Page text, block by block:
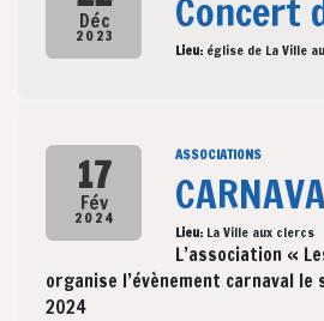
Déc
2023 Concert
Lieu: église de La Ville
17
Fév
2024
ASSOCIATIONS
Lieu: La Ville aux clercs
L’association «
organise l’évènement carnaval le
2024